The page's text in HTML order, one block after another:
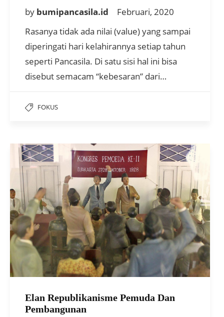
by bumipancasila.id
Februari, 2020
Rasanya tidak ada nilai (value) yang sampai
diperingati hari kelahirannya setiap tahun
seperti Pancasila. Di satu sisi hal ini bisa
disebut semacam “kebesaran” dari…
FOKUS
Elan Republikanisme Pemuda Dan
Pembangunan